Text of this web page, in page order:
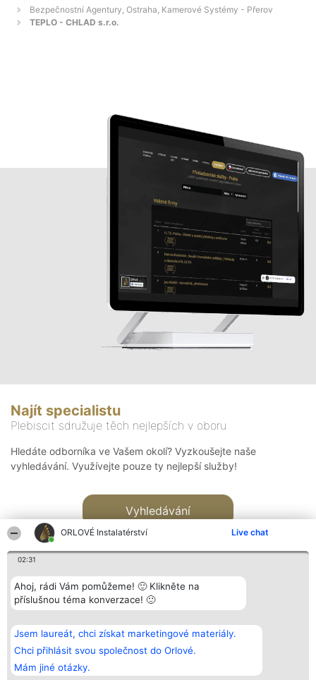
ORLOVÉ Instalatérství Live chat
02:31
Ahoj, rádi Vám pomůžeme! 🙂 Klikněte na
příslušnou téma konverzace! 🙂
Jsem laureát, chci získat marketingové materiály.
Chci přihlásit svou společnost do Orlové.
Mám jiné otázky.
Bezpečnostní Agentury, Ostraha, Kamerové Systémy - Přerov
TEPLO - CHLAD s.r.o.
Najít specialistu
Plebiscit sdružuje těch nejlepších v oboru
Hledáte odborníka ve Vašem okolí? Vyzkoušejte naše
vyhledávání. Využívejte pouze ty nejlepší služby!
Vyhledávání
Bright Side Solutions sp. z o.
o. sp. k.
ul. Ruska 22
Wrocław 50-079
KRS 0000749100 | Regon
381313360 | NIP 8943132676
Vítězové
Seznam všech
laureátů
Zásady
Zásady
Kontakt